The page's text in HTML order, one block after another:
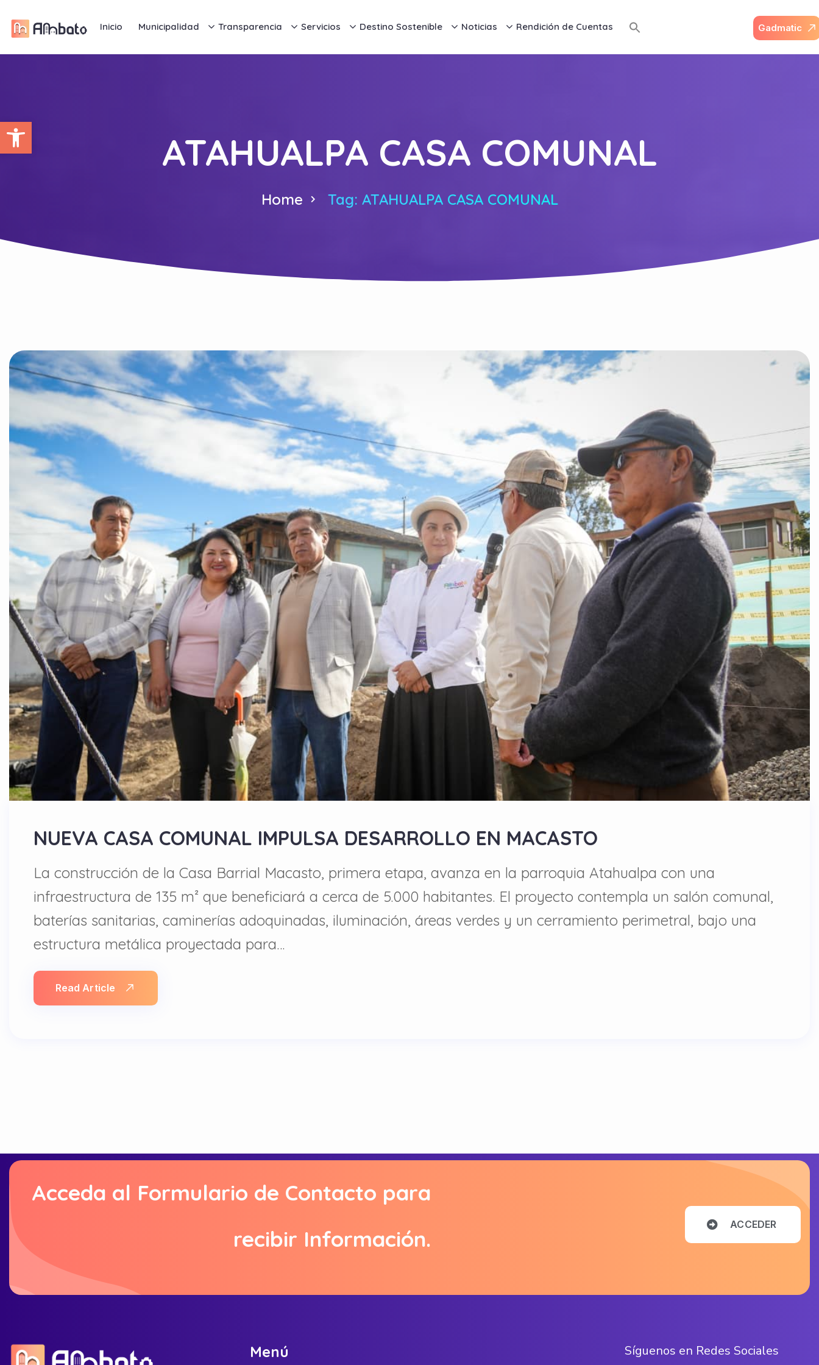
Abrir barra de herramientas
Inicio Municipalidad Transparencia Servicios Destino Sostenible Noticias Rendición de Cuentas Gadmatic
ATAHUALPA CASA COMUNAL
Home Tag: ATAHUALPA CASA COMUNAL
NUEVA CASA COMUNAL IMPULSA DESARROLLO EN MACASTO
La construcción de la Casa Barrial Macasto, primera etapa, avanza en la parroquia Atahualpa con una
infraestructura de 135 m² que beneficiará a cerca de 5.000 habitantes. El proyecto contempla un salón comunal,
baterías sanitarias, caminerías adoquinadas, iluminación, áreas verdes y un cerramiento perimetral, bajo una
estructura metálica proyectada para…
Read Article
Acceda al Formulario de Contacto para
recibir Información.
ACCEDER
Menú Síguenos en Redes Sociales